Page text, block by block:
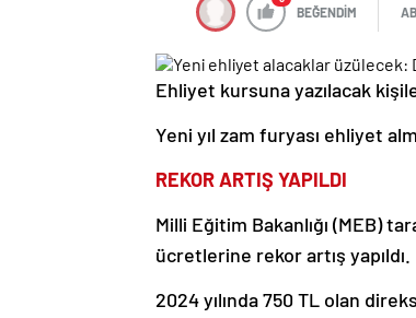
BEĞENDİM
Ehliyet kursuna yazılacak
Yeni yıl zam furyası ehliyet
REKOR ARTIŞ YAPILDI
Milli Eğitim Bakanlığı (MEB)
ücretlerine rekor artış yapıldı.
2024 yılında 750 TL olan